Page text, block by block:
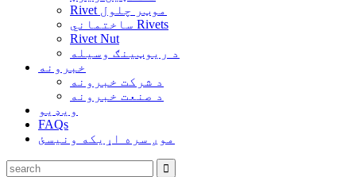
Rivet موټر چلول
ساختماني Rivets
Rivet Nut
د ریوټینګ وسیله
خبرونه
د شرکت خبرونه
د صنعت خبرونه
ویډیو
FAQs
موږ سره اړیکه ونیسئ